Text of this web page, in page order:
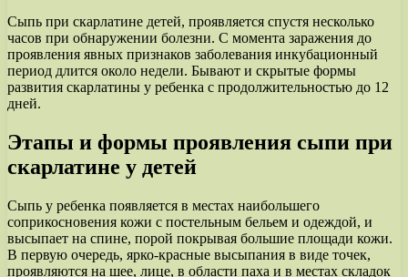
Сыпь при скарлатине детей, проявляется спустя несколько
часов при обнаружении болезни. С момента заражения до
проявления явных признаков заболевания инкубационный
период длится около недели. Бывают и скрытые формы
развития скарлатины у ребенка с продолжительностью до 12
дней.
Этапы и формы проявления сыпи при
скарлатине у детей
Сыпь у ребенка появляется в местах наибольшего
соприкосновения кожи с постельным бельем и одеждой, и
высыпает на спине, порой покрывая большие площади кожи.
В первую очередь, ярко-красные высыпания в виде точек,
проявляются на шее, лице, в области паха и в местах складок